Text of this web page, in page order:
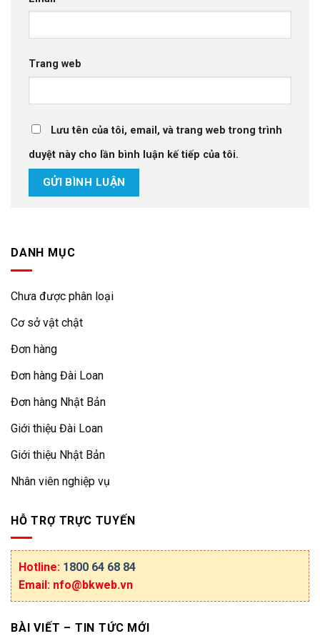
Trang web
Lưu tên của tôi, email, và trang web trong trình
duyệt này cho lần bình luận kế tiếp của tôi.
DANH MỤC
Chưa được phân loại
Cơ sở vật chật
Đơn hàng
Đơn hàng Đài Loan
Đơn hàng Nhật Bản
Giới thiệu Đài Loan
Giới thiệu Nhật Bản
Nhân viên nghiệp vụ
HỖ TRỢ TRỰC TUYẾN
Hotline: 1800 64 68 84
Email: nfo@bkweb.vn
BÀI VIẾT – TIN TỨC MỚI